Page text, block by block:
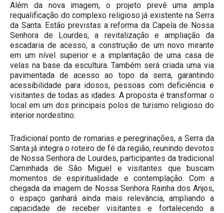
Além da nova imagem, o projeto prevê uma ampla
requalificação do complexo religioso já existente na Serra
da Santa. Estão previstas a reforma da Capela de Nossa
Senhora de Lourdes, a revitalização e ampliação da
escadaria de acesso, a construção de um novo mirante
em um nível superior e a implantação de uma casa de
velas na base da escultura. Também será criada uma via
pavimentada de acesso ao topo da serra, garantindo
acessibilidade para idosos, pessoas com deficiência e
visitantes de todas as idades. A proposta é transformar o
local em um dos principais polos de turismo religioso do
interior nordestino.
Tradicional ponto de romarias e peregrinações, a Serra da
Santa já integra o roteiro de fé da região, reunindo devotos
de Nossa Senhora de Lourdes, participantes da tradicional
Caminhada de São Miguel e visitantes que buscam
momentos de espiritualidade e contemplação. Com a
chegada da imagem de Nossa Senhora Rainha dos Anjos,
o espaço ganhará ainda mais relevância, ampliando a
capacidade de receber visitantes e fortalecendo a